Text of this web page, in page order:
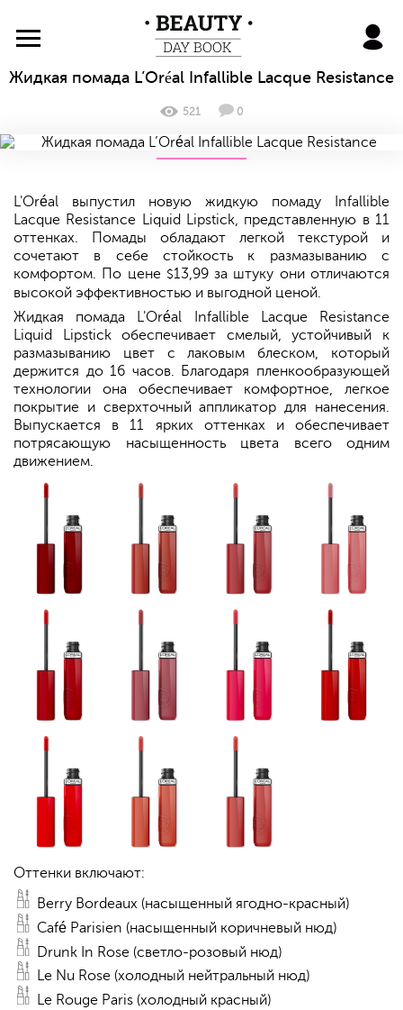
BeautyDayBook
Жидкая помада L’Oréal Infallible Lacque Resistance
521 0
L'Oréal выпустил новую жидкую помаду Infallible
Lacque Resistance Liquid Lipstick, представленную в 11
оттенках. Помады обладают легкой текстурой и
сочетают в себе стойкость к размазыванию с
комфортом. По цене $13,99 за штуку они отличаются
высокой эффективностью и выгодной ценой.
Жидкая помада L'Oréal Infallible Lacque Resistance
Liquid Lipstick обеспечивает смелый, устойчивый к
размазыванию цвет с лаковым блеском, который
держится до 16 часов. Благодаря пленкообразующей
технологии она обеспечивает комфортное, легкое
покрытие и сверхточный аппликатор для нанесения.
Выпускается в 11 ярких оттенках и обеспечивает
потрясающую насыщенность цвета всего одним
движением.
Оттенки включают:
Berry Bordeaux (насыщенный ягодно-красный)
Café Parisien (насыщенный коричневый нюд)
Drunk In Rose (светло-розовый нюд)
Le Nu Rose (холодный нейтральный нюд)
Le Rouge Paris (холодный красный)